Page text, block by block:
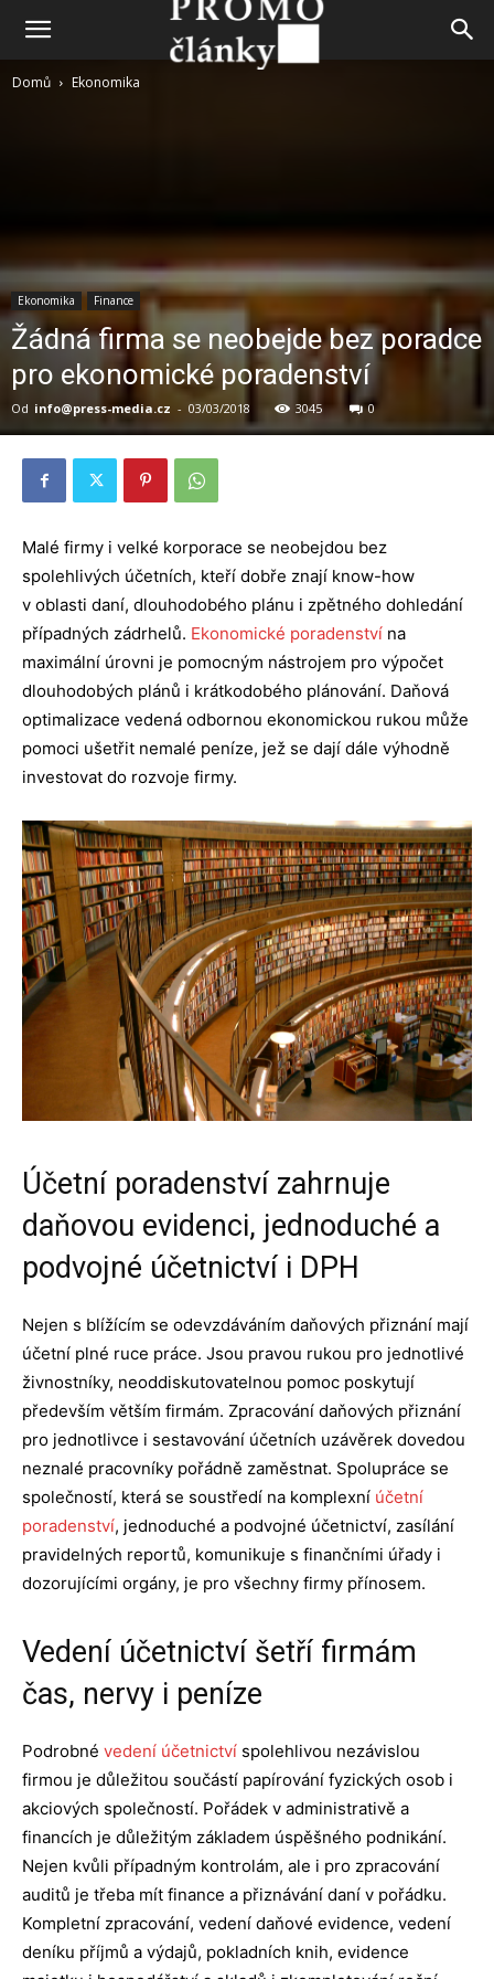
Domů Ekonomika
Ekonomika Finance
Žádná firma se neobejde bez poradce
pro ekonomické poradenství
Od info@press-media.cz - 03/03/2018 3045 0
Malé firmy i velké korporace se neobejdou bez
spolehlivých účetních, kteří dobře znají know-how
v oblasti daní, dlouhodobého plánu i zpětného dohledání
případných zádrhelů. Ekonomické poradenství na
maximální úrovni je pomocným nástrojem pro výpočet
dlouhodobých plánů i krátkodobého plánování. Daňová
optimalizace vedená odbornou ekonomickou rukou může
pomoci ušetřit nemalé peníze, jež se dají dále výhodně
investovat do rozvoje firmy.
Účetní poradenství zahrnuje
daňovou evidenci, jednoduché a
podvojné účetnictví i DPH
Nejen s blížícím se odevzdáváním daňových přiznání mají
účetní plné ruce práce. Jsou pravou rukou pro jednotlivé
živnostníky, neoddiskutovatelnou pomoc poskytují
především větším firmám. Zpracování daňových přiznání
pro jednotlivce i sestavování účetních uzávěrek dovedou
neznalé pracovníky pořádně zaměstnat. Spolupráce se
společností, která se soustředí na komplexní účetní
poradenství, jednoduché a podvojné účetnictví, zasílání
pravidelných reportů, komunikuje s finančními úřady i
dozorujícími orgány, je pro všechny firmy přínosem.
Vedení účetnictví šetří firmám
čas, nervy i peníze
Podrobné vedení účetnictví spolehlivou nezávislou
firmou je důležitou součástí papírování fyzických osob i
akciových společností. Pořádek v administrativě a
financích je důležitým základem úspěšného podnikání.
Nejen kvůli případným kontrolám, ale i pro zpracování
auditů je třeba mít finance a přiznávání daní v pořádku.
Kompletní zpracování, vedení daňové evidence, vedení
deníku příjmů a výdajů, pokladních knih, evidence